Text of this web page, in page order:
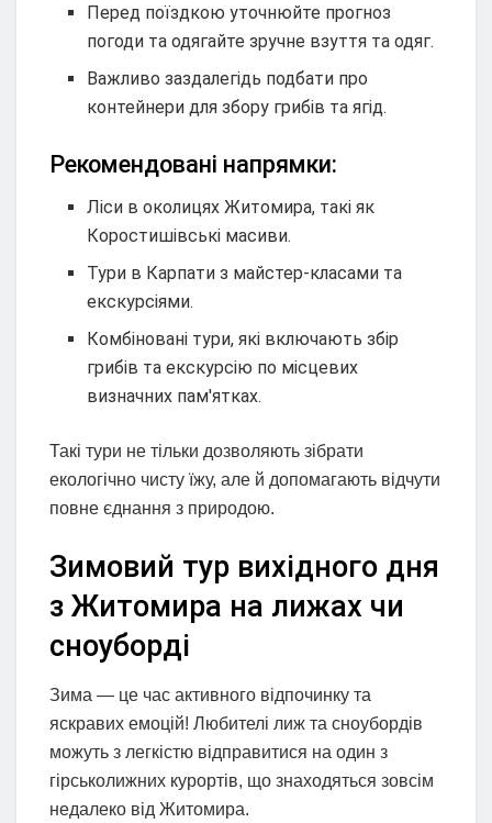
Перед поїздкою уточнюйте прогноз
погоди та одягайте зручне взуття та одяг.
Важливо заздалегідь подбати про
контейнери для збору грибів та ягід.
Рекомендовані напрямки:
Ліси в околицях Житомира, такі як
Коростишівські масиви.
Тури в Карпати з майстер-класами та
екскурсіями.
Комбіновані тури, які включають збір
грибів та екскурсію по місцевих
визначних пам'ятках.
Такі тури не тільки дозволяють зібрати
екологічно чисту їжу, але й допомагають відчути
повне єднання з природою.
Зимовий тур вихідного дня
з Житомира на лижах чи
сноуборді
Зима — це час активного відпочинку та
яскравих емоцій! Любителі лиж та сноубордів
можуть з легкістю відправитися на один з
гірськолижних курортів, що знаходяться зовсім
недалеко від Житомира.